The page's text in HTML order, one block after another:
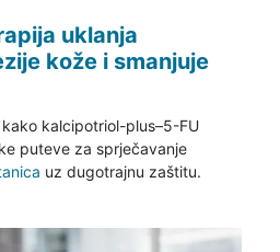
uklanja
kože i smanjuje
kalcipotriol-plus–5-FU
puteve za sprječavanje
uz dugotrajnu zaštitu.